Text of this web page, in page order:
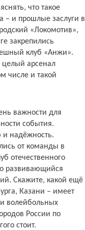
что такое
– и прош­лые заслуги в
«Локомотив»,
закрепились
клуб «Анжи».
целый арсенал
числе и такой
важности для
события.
и надёжность.
от команды в
отечественного
развивающийся
Скажите, какой ещё
Казани – имеет
волейбольных
России по
стоит.